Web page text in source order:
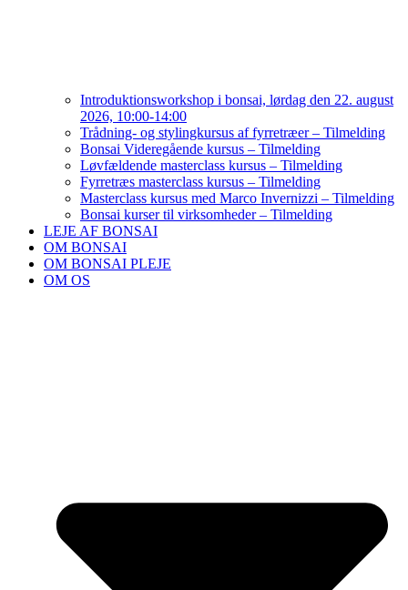
Introduktionsworkshop i bonsai, lørdag den 22. august
2026, 10:00-14:00
Trådning- og stylingkursus af fyrretræer – Tilmelding
Bonsai Videregående kursus – Tilmelding
Løvfældende masterclass kursus – Tilmelding
Fyrretræs masterclass kursus – Tilmelding
Masterclass kursus med Marco Invernizzi – Tilmelding
Bonsai kurser til virksomheder – Tilmelding
LEJE AF BONSAI
OM BONSAI
OM BONSAI PLEJE
OM OS